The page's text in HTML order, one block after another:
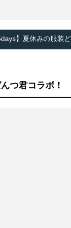
】夏休みの服装
つ君コラボ！